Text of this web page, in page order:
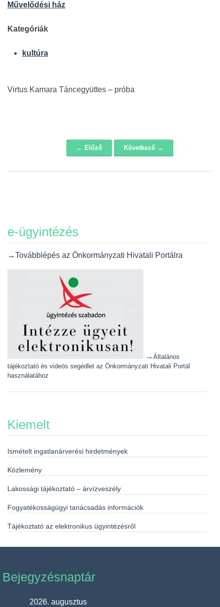
Művelődési ház
Kategóriák
kultúra
Virtus Kamara Táncegyüttes – próba
← Előző Következő →
e-ügyintézés
→Továbblépés az Önkormányzati Hivatali Portálra
→ Általános
tájékoztató és videós segédlet az Önkormányzati Hivatali Portál
használatához
Kiemelt
Ismételt ingatlanárverési hirdetmények
Közlemény
Lakossági tájékoztató – árvízveszély
Fogyatékosságügyi tanácsadás információk
Tájékoztató az elektronikus ügyintézésről
Bejegyzésnaptár
2026. augusztus